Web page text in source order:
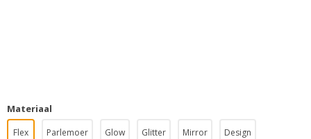
Materiaal
Flex Parlemoer Glow Glitter Mirror Design